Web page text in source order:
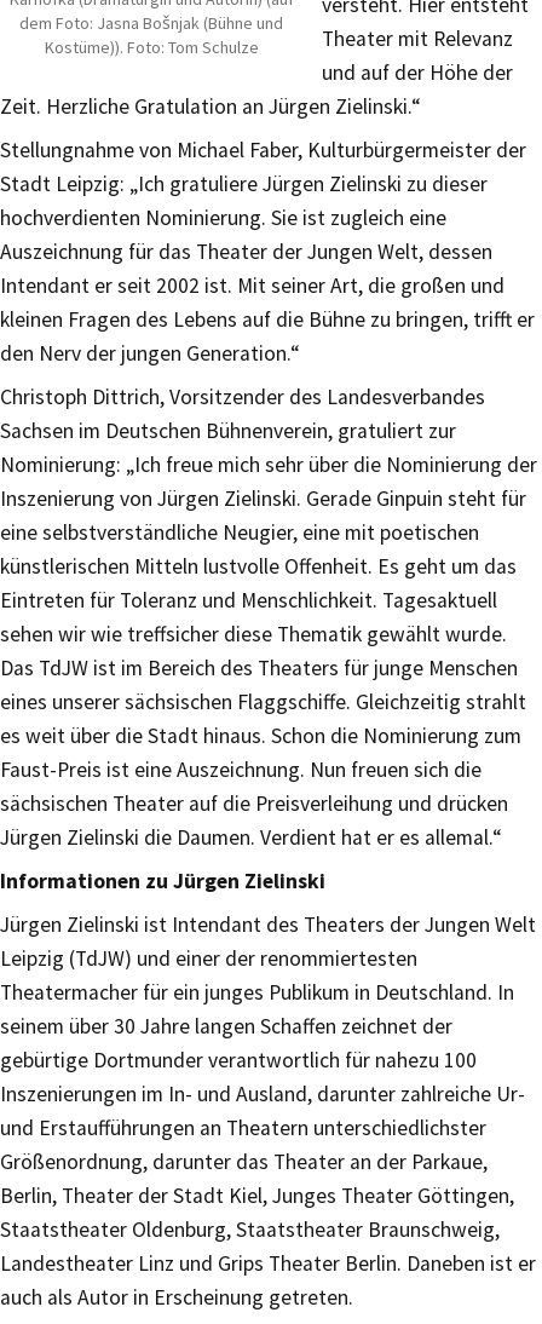
dem Foto: Jasna Bošnjak (Bühne und
Kostüme)). Foto: Tom Schulze
Theater mit Relevanz
und auf der Höhe der
Zeit. Herzliche Gratulation an Jürgen Zielinski.“
Stellungnahme von Michael Faber, Kulturbürgermeister der
Stadt Leipzig: „Ich gratuliere Jürgen Zielinski zu dieser
hochverdienten Nominierung. Sie ist zugleich eine
Auszeichnung für das Theater der Jungen Welt, dessen
Intendant er seit 2002 ist. Mit seiner Art, die großen und
kleinen Fragen des Lebens auf die Bühne zu bringen, trifft er
den Nerv der jungen Generation.“
Christoph Dittrich, Vorsitzender des Landesverbandes
Sachsen im Deutschen Bühnenverein, gratuliert zur
Nominierung: „Ich freue mich sehr über die Nominierung der
Inszenierung von Jürgen Zielinski. Gerade Ginpuin steht für
eine selbstverständliche Neugier, eine mit poetischen
künstlerischen Mitteln lustvolle Offenheit. Es geht um das
Eintreten für Toleranz und Menschlichkeit. Tagesaktuell
sehen wir wie treffsicher diese Thematik gewählt wurde.
Das TdJW ist im Bereich des Theaters für junge Menschen
eines unserer sächsischen Flaggschiffe. Gleichzeitig strahlt
es weit über die Stadt hinaus. Schon die Nominierung zum
Faust-Preis ist eine Auszeichnung. Nun freuen sich die
sächsischen Theater auf die Preisverleihung und drücken
Jürgen Zielinski die Daumen. Verdient hat er es allemal.“
Informationen zu Jürgen Zielinski
Jürgen Zielinski ist Intendant des Theaters der Jungen Welt
Leipzig (TdJW) und einer der renommiertesten
Theatermacher für ein junges Publikum in Deutschland. In
seinem über 30 Jahre langen Schaffen zeichnet der
gebürtige Dortmunder verantwortlich für nahezu 100
Inszenierungen im In- und Ausland, darunter zahlreiche Ur-
und Erstaufführungen an Theatern unterschiedlichster
Größenordnung, darunter das Theater an der Parkaue,
Berlin, Theater der Stadt Kiel, Junges Theater Göttingen,
Staatstheater Oldenburg, Staatstheater Braunschweig,
Landestheater Linz und Grips Theater Berlin. Daneben ist er
auch als Autor in Erscheinung getreten.